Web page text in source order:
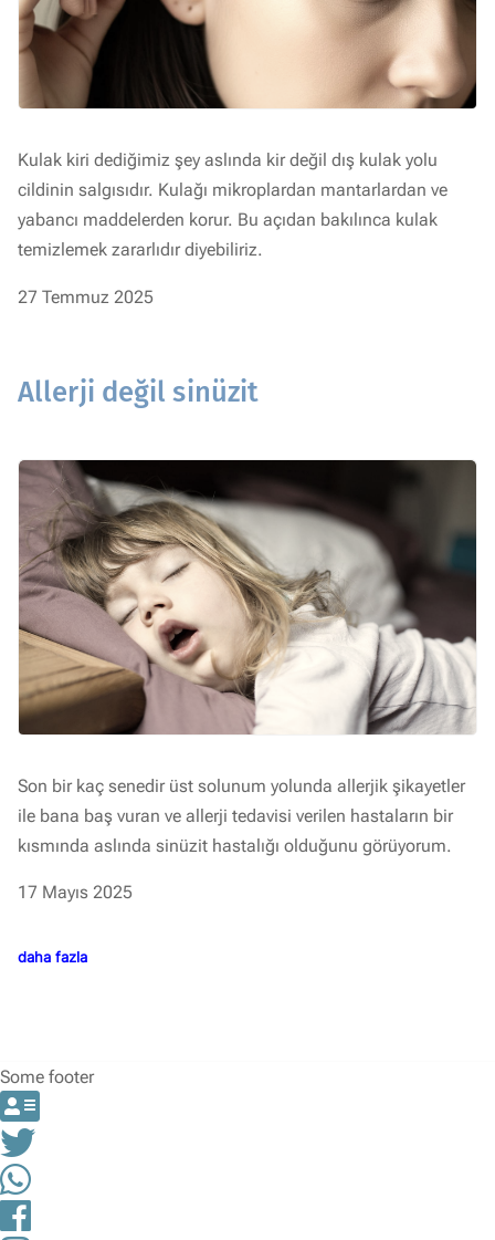
Kulak kiri dediğimiz şey aslında kir değil dış kulak yolu
cildinin salgısıdır. Kulağı mikroplardan mantarlardan ve
yabancı maddelerden korur. Bu açıdan bakılınca kulak
temizlemek zararlıdır diyebiliriz.
27 Temmuz 2025
Allerji değil sinüzit
Son bir kaç senedir üst solunum yolunda allerjik şikayetler
ile bana baş vuran ve allerji tedavisi verilen hastaların bir
kısmında aslında sinüzit hastalığı olduğunu görüyorum.
17 Mayıs 2025
daha fazla
Some footer